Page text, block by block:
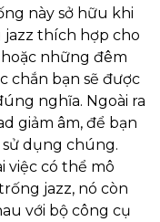
này sở hữu khi
jazz thích hợp cho
những đêm
chắn bạn sẽ được
nghĩa. Ngoài ra
giảm âm, để bạn
dụng chúng.
việc có thể mô
jazz, nó còn
với bộ công cụ